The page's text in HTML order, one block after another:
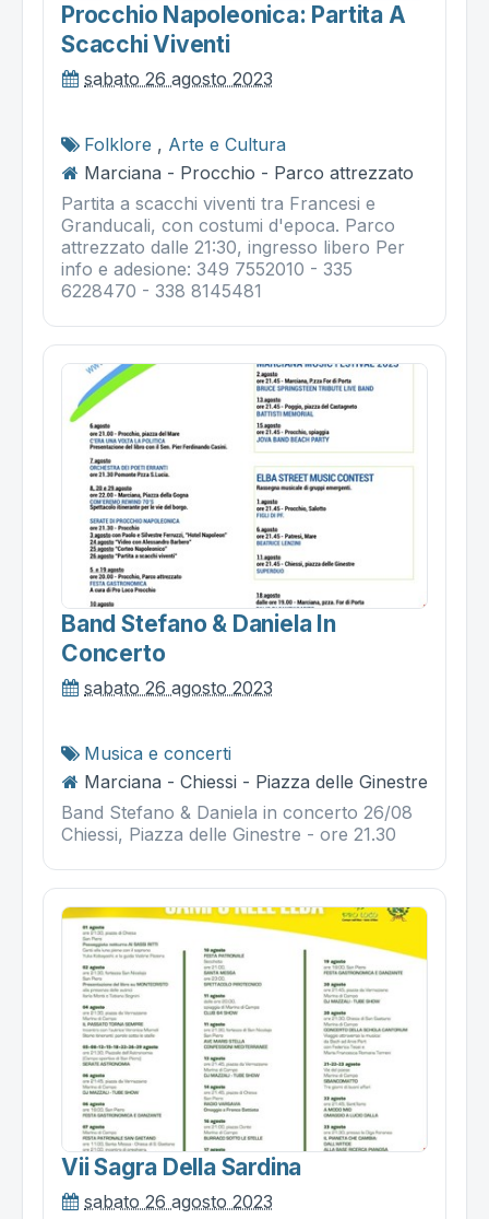
Procchio Napoleonica: Partita A
Scacchi Viventi
sabato 26 agosto 2023
Folklore , Arte e Cultura
Marciana - Procchio - Parco attrezzato
Partita a scacchi viventi tra Francesi e
Granducali, con costumi d'epoca. Parco
attrezzato dalle 21:30, ingresso libero Per
info e adesione: 349 7552010 - 335
6228470 - 338 8145481
Band Stefano & Daniela In
Concerto
sabato 26 agosto 2023
Musica e concerti
Marciana - Chiessi - Piazza delle Ginestre
Band Stefano & Daniela in concerto 26/08
Chiessi, Piazza delle Ginestre - ore 21.30
Vii Sagra Della Sardina
sabato 26 agosto 2023